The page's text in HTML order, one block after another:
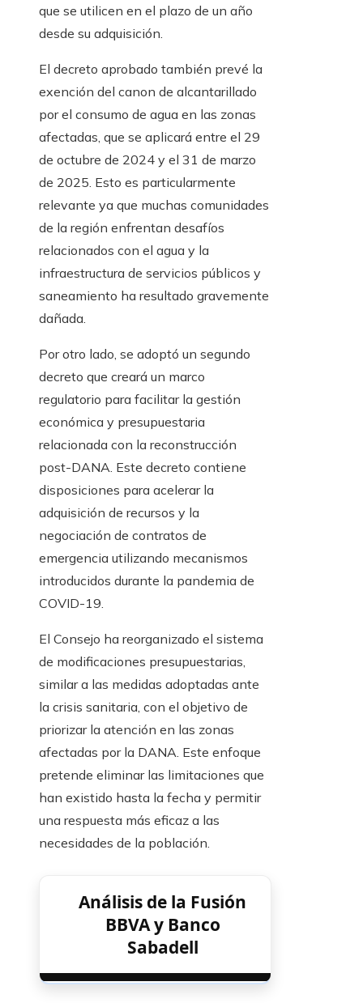
que se utilicen en el plazo de un año
desde su adquisición.
El decreto aprobado también prevé la
exención del canon de alcantarillado
por el consumo de agua en las zonas
afectadas, que se aplicará entre el 29
de octubre de 2024 y el 31 de marzo
de 2025. Esto es particularmente
relevante ya que muchas comunidades
de la región enfrentan desafíos
relacionados con el agua y la
infraestructura de servicios públicos y
saneamiento ha resultado gravemente
dañada.
Por otro lado, se adoptó un segundo
decreto que creará un marco
regulatorio para facilitar la gestión
económica y presupuestaria
relacionada con la reconstrucción
post-DANA. Este decreto contiene
disposiciones para acelerar la
adquisición de recursos y la
negociación de contratos de
emergencia utilizando mecanismos
introducidos durante la pandemia de
COVID-19.
El Consejo ha reorganizado el sistema
de modificaciones presupuestarias,
similar a las medidas adoptadas ante
la crisis sanitaria, con el objetivo de
priorizar la atención en las zonas
afectadas por la DANA. Este enfoque
pretende eliminar las limitaciones que
han existido hasta la fecha y permitir
una respuesta más eficaz a las
necesidades de la población.
Análisis de la Fusión
BBVA y Banco
Sabadell